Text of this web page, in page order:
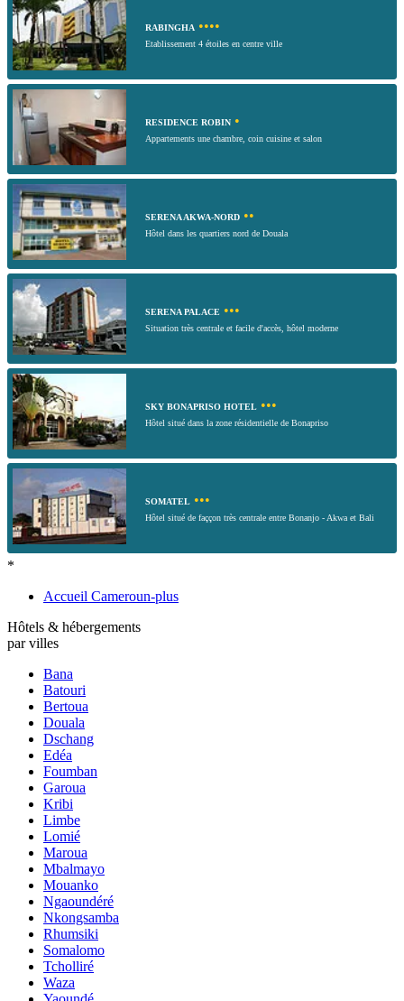
RABINGHA ••••
Etablissement 4 étoiles en centre ville
RESIDENCE ROBIN •
Appartements une chambre, coin cuisine et salon
SERENA AKWA-NORD ••
Hôtel dans les quartiers nord de Douala
SERENA PALACE •••
Situation très centrale et facile d'accès, hôtel moderne
SKY BONAPRISO HOTEL •••
Hôtel situé dans la zone résidentielle de Bonapriso
SOMATEL •••
Hôtel situé de faççon très centrale entre Bonanjo - Akwa et Bali
*
Accueil Cameroun-plus
Hôtels & hébergements
par villes
Bana
Batouri
Bertoua
Douala
Dschang
Edéa
Foumban
Garoua
Kribi
Limbe
Lomié
Maroua
Mbalmayo
Mouanko
Ngaoundéré
Nkongsamba
Rhumsiki
Somalomo
Tcholliré
Waza